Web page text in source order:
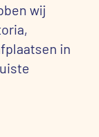
wij
in